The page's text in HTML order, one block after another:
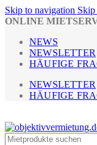
Skip to navigation Skip
ONLINE
NEWS
NEWSLETTER
HÄUFIGE
NEWSLETTER
HÄUFIGE